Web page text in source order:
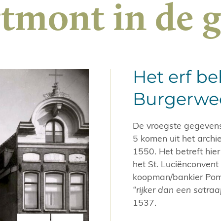
in de
Het erf
De vroegste
5 komen uit het
1550. Het betreft
het St.
koopman/bankier
“rijker dan een
1537.